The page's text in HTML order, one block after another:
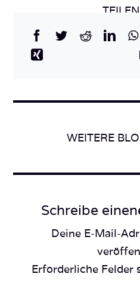
WEITERE
Schreibe
Deine E-Mail-
Erforderliche Felder